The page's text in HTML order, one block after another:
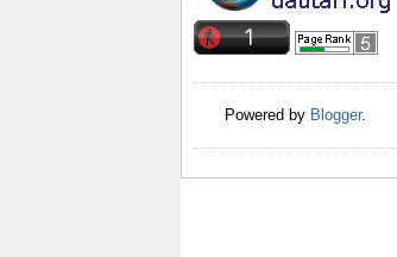
Powered by Blogger.